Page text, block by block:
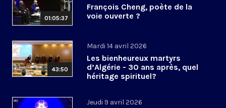
01:05:37
François Cheng, poète de la
voie ouverte ?
43:50
Mardi 14 avril 2026
Les bienheureux martyrs
d’Algérie - 30 ans après, quel
héritage spirituel?
Jeudi 9 avril 2026